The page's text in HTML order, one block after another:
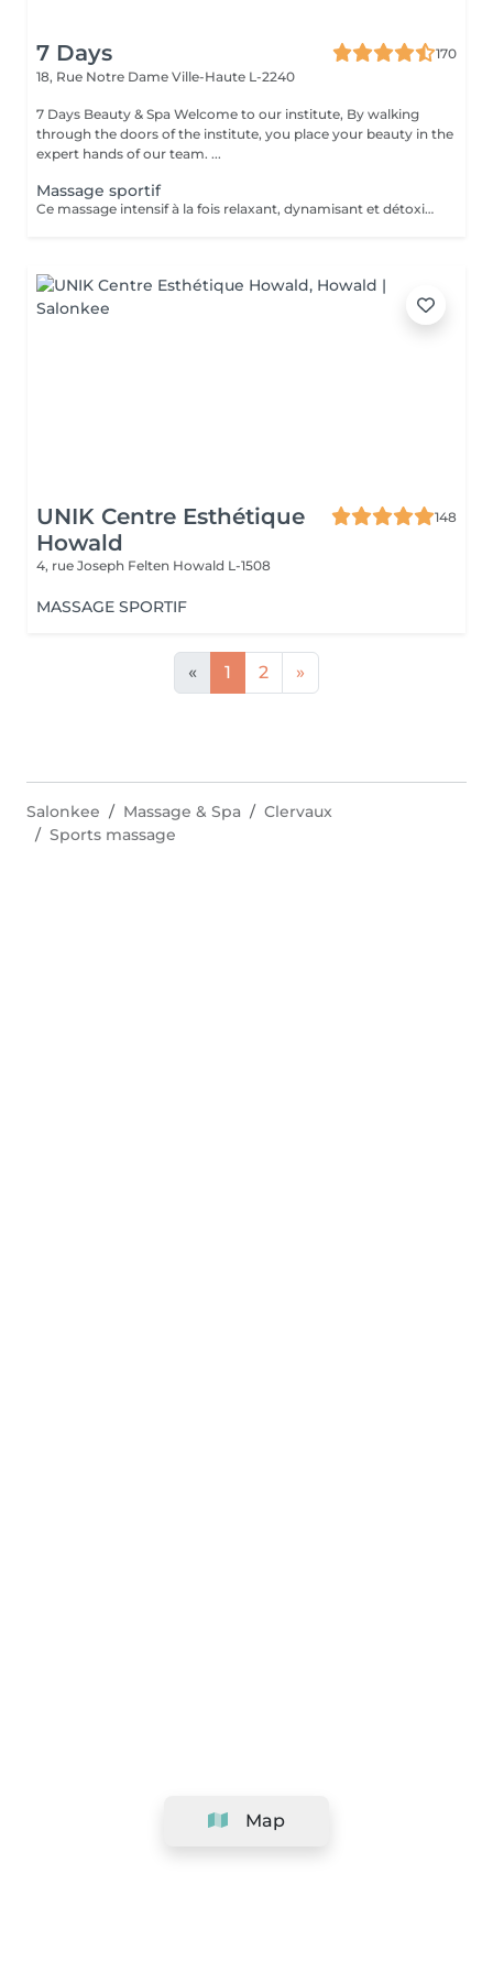
7 Days
170
18, Rue Notre Dame Ville-Haute L-2240
7 Days Beauty & Spa Welcome to our institute, By walking
through the doors of the institute, you place your beauty in the
expert hands of our team. ...
Massage sportif
Ce massage intensif à la fois relaxant, dynamisant et détoxifiant vise la circulation, les muscles mais aussi les tendons. Il est idéal pour la récupération musculaire et psychique. Rituel beauté quotidien, moment rien qu'à soi, instant privilégié cocooning du week-end. Les moments pour prendre soin de soi sont rares et pourtant si importants. Votre peau a besoin d'hydratation, votre corps a besoin d'être chouchouté à bien des égards. Trop souvent mis de côté, les massages professionnels du corps sont pourtant indispensables à votre bien-être et permettent de concentrer le massage aux endroits désirés.
UNIK Centre Esthétique
Howald
148
4, rue Joseph Felten Howald L-1508
MASSAGE SPORTIF
« 1 2 »
Map
Salonkee Massage & Spa
Clervaux
Sports massage